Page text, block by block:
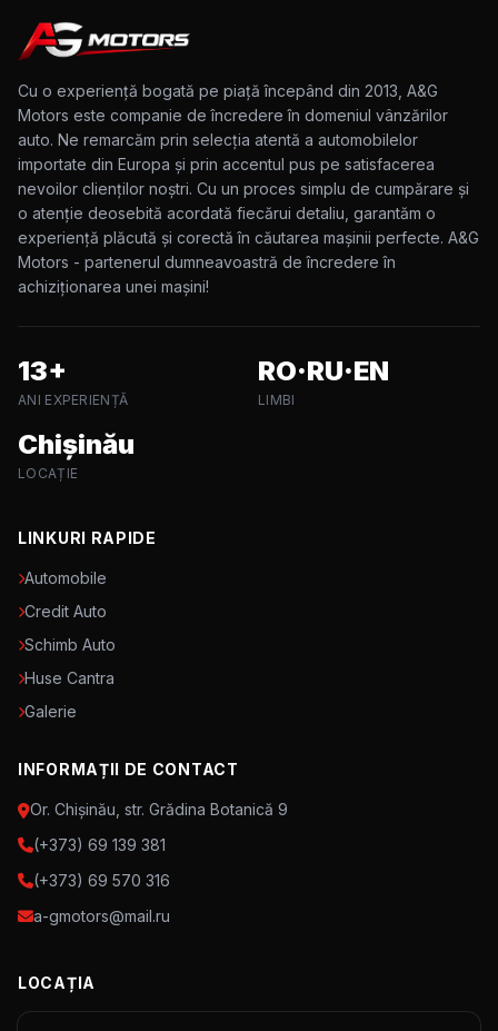
Cu o experiență bogată pe piață începând din 2013, A&G
Motors este companie de încredere în domeniul vânzărilor
auto. Ne remarcăm prin selecția atentă a automobilelor
importate din Europa și prin accentul pus pe satisfacerea
nevoilor clienților noștri. Cu un proces simplu de cumpărare și
o atenție deosebită acordată fiecărui detaliu, garantăm o
experiență plăcută și corectă în căutarea mașinii perfecte. A&G
Motors - partenerul dumneavoastră de încredere în
achiziționarea unei mașini!
13+
ANI EXPERIENȚĂ
RO·RU·EN
LIMBI
Chișinău
LOCAȚIE
LINKURI RAPIDE
Automobile
Credit Auto
Schimb Auto
Huse Cantra
Galerie
INFORMAȚII DE CONTACT
Or. Chișinău, str. Grădina Botanică 9
(+373) 69 139 381
(+373) 69 570 316
a-gmotors@mail.ru
LOCAȚIA